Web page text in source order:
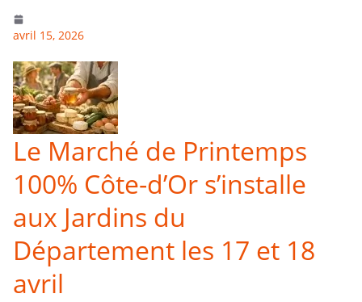
avril 15, 2026
Le Marché de Printemps
100% Côte-d’Or s’installe
aux Jardins du
Département les 17 et 18
avril